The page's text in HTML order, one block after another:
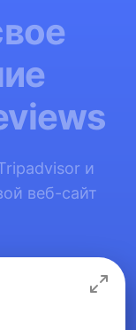
и
веб-сайт